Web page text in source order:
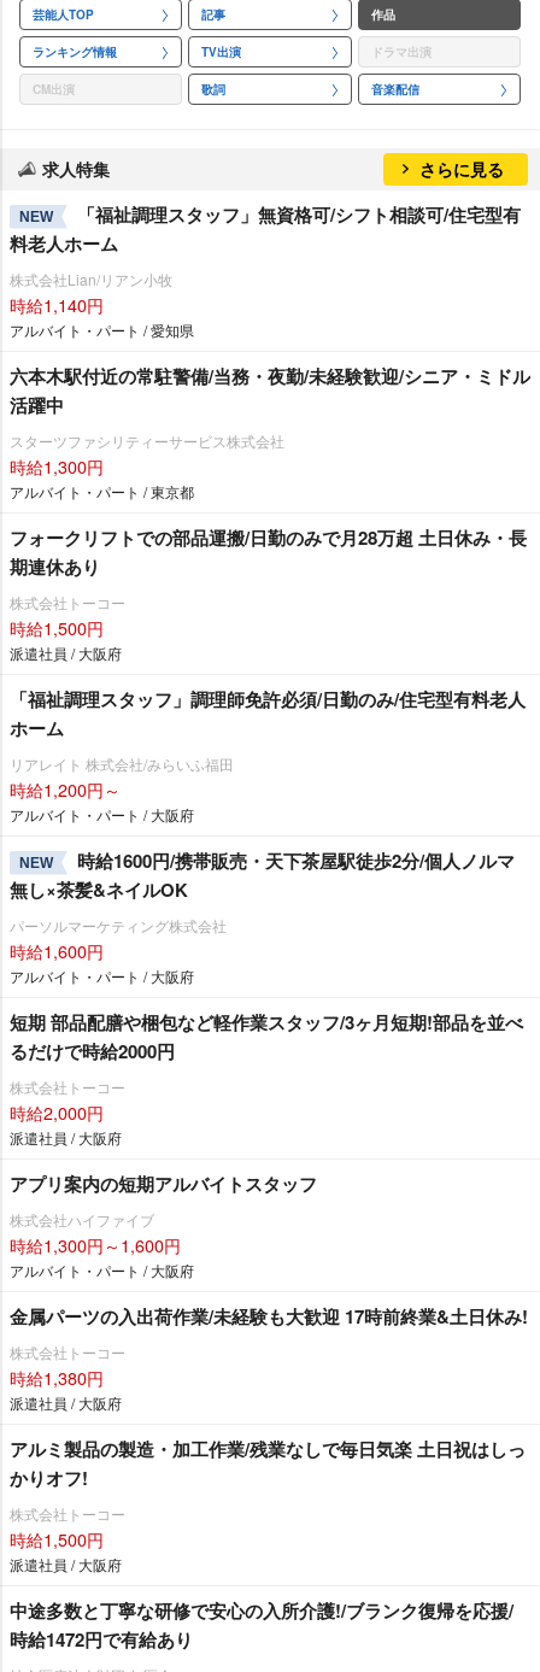
芸能人TOP 記事 作品
ランキング情報 TV出演 ドラマ出演
CM出演 歌詞 音楽配信
求人特集 さらに見る
NEW
「福祉調理スタッフ」無資格可/シフト相談可/住宅型有
料老人ホーム
株式会社Lian/リアン小牧
時給1,140円
アルバイト・パート / 愛知県
六本木駅付近の常駐警備/当務・夜勤/未経験歓迎/シニア・ミドル
活躍中
スターツファシリティーサービス株式会社
時給1,300円
アルバイト・パート / 東京都
フォークリフトでの部品運搬/日勤のみで月28万超 土日休み・長
期連休あり
株式会社トーコー
時給1,500円
派遣社員 / 大阪府
「福祉調理スタッフ」調理師免許必須/日勤のみ/住宅型有料老人
ホーム
リアレイト 株式会社/みらいふ福田
時給1,200円～
アルバイト・パート / 大阪府
NEW
時給1600円/携帯販売・天下茶屋駅徒歩2分/個人ノルマ
無し×茶髪&ネイルOK
パーソルマーケティング株式会社
時給1,600円
アルバイト・パート / 大阪府
短期 部品配膳や梱包など軽作業スタッフ/3ヶ月短期!部品を並べ
るだけで時給2000円
株式会社トーコー
時給2,000円
派遣社員 / 大阪府
アプリ案内の短期アルバイトスタッフ
株式会社ハイファイブ
時給1,300円～1,600円
アルバイト・パート / 大阪府
金属パーツの入出荷作業/未経験も大歓迎 17時前終業&土日休み!
株式会社トーコー
時給1,380円
派遣社員 / 大阪府
アルミ製品の製造・加工作業/残業なしで毎日気楽 土日祝はしっ
かりオフ!
株式会社トーコー
時給1,500円
派遣社員 / 大阪府
中途多数と丁寧な研修で安心の入所介護!/ブランク復帰を応援/
時給1472円で有給あり